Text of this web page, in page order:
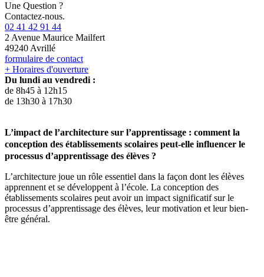
Une Question ?
Contactez-nous.
02 41 42 91 44
2 Avenue Maurice Mailfert
49240 Avrillé
formulaire de contact
+ Horaires d'ouverture
Du lundi au vendredi :
de 8h45 à 12h15
de 13h30 à 17h30
L’impact de l’architecture sur l’apprentissage : comment la
conception des établissements scolaires peut-elle influencer le
processus d’apprentissage des élèves ?
L’architecture joue un rôle essentiel dans la façon dont les élèves
apprennent et se développent à l’école. La conception des
établissements scolaires peut avoir un impact significatif sur le
processus d’apprentissage des élèves, leur motivation et leur bien-
être général.